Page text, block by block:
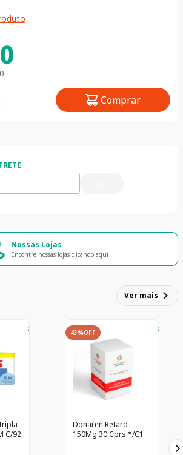
Comprar
Nossas Lojas
Encontre nossas lojas clicando aqui
Ver mais
C/92
43%OFF
Donaren Retard
150Mg 30 Cprs */C1